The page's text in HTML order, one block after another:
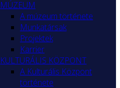
MÚZEUM
A múzeum története
Munkatársak
Projektek
Karrier
KULTURÁLIS KÖZPONT
A Kulturális Központ
története